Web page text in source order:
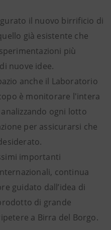
il nuovo birrificio di
già esistente che
più
nuove idee.
anche il Laboratorio
è monitorare l'intera
ogni lotto
per assicurarsi che
importanti
continua
guidato dall’idea di
di grande
a Birra del Borgo.